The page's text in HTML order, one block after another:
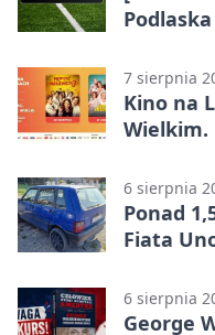
podział
7 sierpnia
Kino na
Wielkim.
6 sierpnia
Ponad
Fiata
6 sierpnia
George